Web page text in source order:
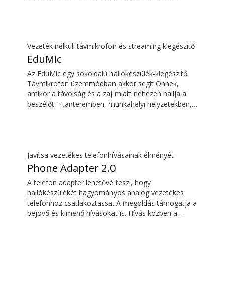
Vezeték nélküli távmikrofon és streaming kiegészítő
EduMic
Az EduMic egy sokoldalú hallókészülék-kiegészítő.
Távmikrofon üzemmódban akkor segít Önnek,
amikor a távolság és a zaj miatt nehezen hallja a
beszélőt – tanteremben, munkahelyi helyzetekben,
hangot az Oticon Bluetooth kompatibilis
hallókészülékekre. Az iskolákban, illetve nyilvános
helyeken található indukciós hurokrendszerek
hangját is veszi.
Javítsa vezetékes telefonhívásainak élményét
Phone Adapter 2.0
A telefon adapter lehetővé teszi, hogy
hallókészülékét hagyományos analóg vezetékes
telefonhoz csatlakoztassa. A megoldás támogatja a
bejövő és kimenő hívásokat is. Hívás közben a